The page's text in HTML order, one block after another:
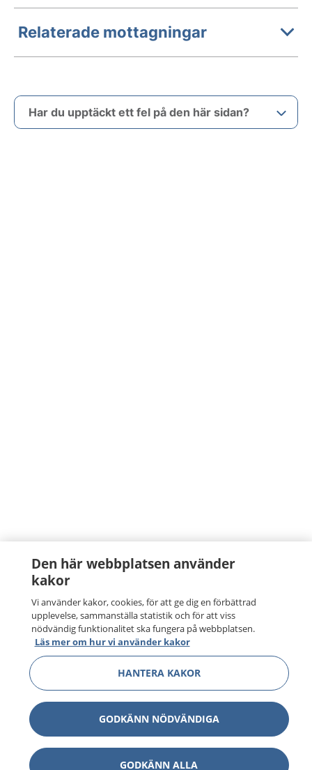
Relaterade mottagningar
Har du upptäckt ett fel på den här sidan?
Den här webbplatsen använder
kakor
Vi använder kakor, cookies, för att ge dig en förbättrad
upplevelse, sammanställa statistik och för att viss
nödvändig funktionalitet ska fungera på webbplatsen.
Läs mer om hur vi använder kakor
HANTERA KAKOR
GODKÄNN NÖDVÄNDIGA
GODKÄNN ALLA